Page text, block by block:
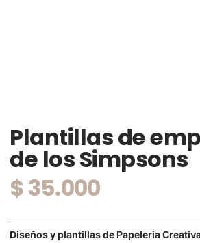
Plantillas de
de los Simpsons
$35.000
Diseños y plantillas de Papeleria